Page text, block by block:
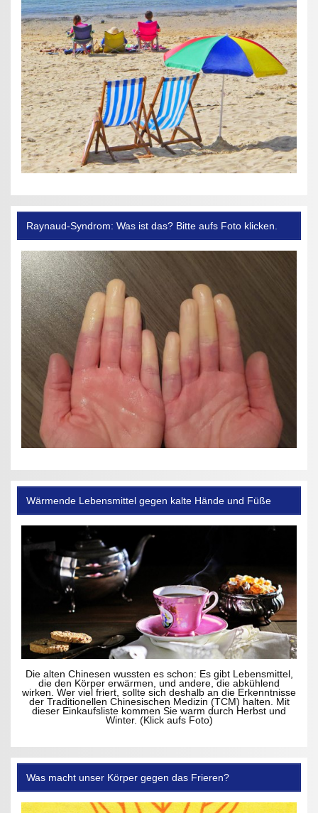
Raynaud-Syndrom: Was ist das? Bitte aufs Foto klicken.
Wärmende Lebensmittel gegen kalte Hände und Füße
Die alten Chinesen wussten es schon: Es gibt Lebensmittel,
die den Körper erwärmen, und andere, die abkühlend
wirken. Wer viel friert, sollte sich deshalb an die Erkenntnisse
der Traditionellen Chinesischen Medizin (TCM) halten. Mit
dieser Einkaufsliste kommen Sie warm durch Herbst und
Winter. (Klick aufs Foto)
Was macht unser Körper gegen das Frieren?